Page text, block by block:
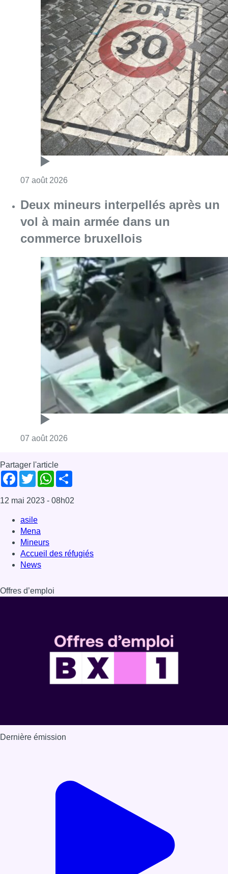
07 août 2026
Deux mineurs interpellés après un
vol à main armée dans un
commerce bruxellois
07 août 2026
Partager l'article
Facebook
TwitterWhatsApp
12 mai 2023 - 08h02
asile
Mena
Mineurs
Accueil des réfugiés
News
Offres d’emploi
Dernière émission